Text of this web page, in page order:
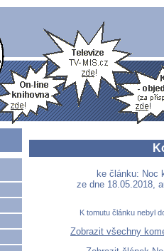
ke článku: Noc
ze dne 18.05.2018,
K tomutu článku nebyl
Zobrazit všechny